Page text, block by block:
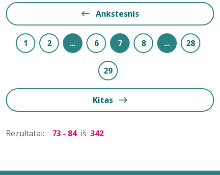
Ankstesnis
1 2 ... 6 7 8 ... 28
29
Kitas
Rezultatai: 73 - 84 iš 342